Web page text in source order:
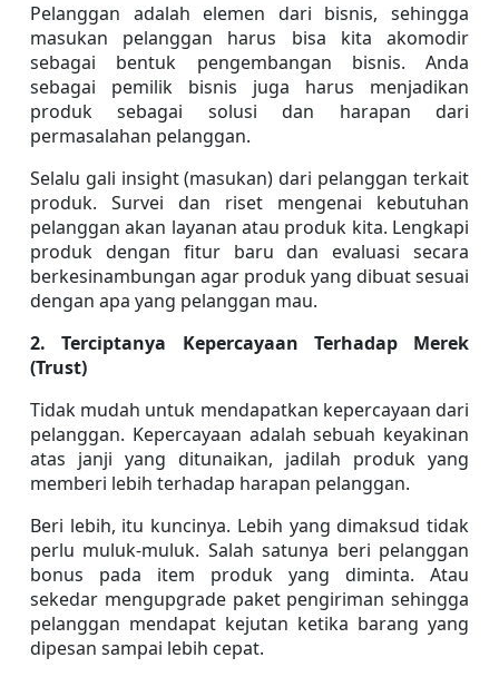
Pelanggan adalah elemen dari bisnis, sehingga
masukan pelanggan harus bisa kita akomodir
sebagai bentuk pengembangan bisnis. Anda
sebagai pemilik bisnis juga harus menjadikan
produk sebagai solusi dan harapan dari
permasalahan pelanggan.
Selalu gali insight (masukan) dari pelanggan terkait
produk. Survei dan riset mengenai kebutuhan
pelanggan akan layanan atau produk kita. Lengkapi
produk dengan fitur baru dan evaluasi secara
berkesinambungan agar produk yang dibuat sesuai
dengan apa yang pelanggan mau.
2. Terciptanya Kepercayaan Terhadap Merek
(Trust)
Tidak mudah untuk mendapatkan kepercayaan dari
pelanggan. Kepercayaan adalah sebuah keyakinan
atas janji yang ditunaikan, jadilah produk yang
memberi lebih terhadap harapan pelanggan.
Beri lebih, itu kuncinya. Lebih yang dimaksud tidak
perlu muluk-muluk. Salah satunya beri pelanggan
bonus pada item produk yang diminta. Atau
sekedar mengupgrade paket pengiriman sehingga
pelanggan mendapat kejutan ketika barang yang
dipesan sampai lebih cepat.